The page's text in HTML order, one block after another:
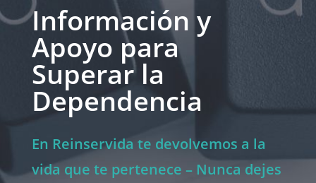
Información y
Apoyo para
Superar la
Dependencia
En Reinservida te devolvemos a la
vida que te pertenece – Nunca dejes